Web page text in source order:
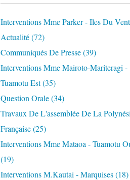
Interventions Mme Parker - Iles Du Vent
Actualité(72)
Communiqués De Presse(39)
Interventions Mme Mairoto-Mariteragi -
Tuamotu Est(35)
Question Orale(34)
Travaux De L'assemblée De La
Française(25)
Interventions Mme Mataoa - Tuamotu
(19)
Interventions M.kautai - Marquises(18)